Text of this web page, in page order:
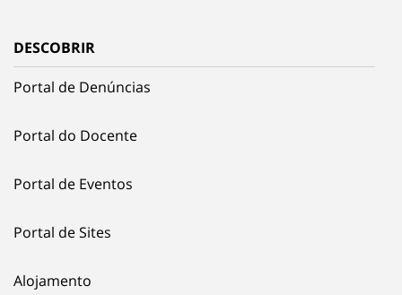
DESCOBRIR
Portal de Denúncias
Portal do Docente
Portal de Eventos
Portal de Sites
Alojamento